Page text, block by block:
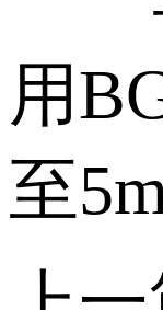
用
至